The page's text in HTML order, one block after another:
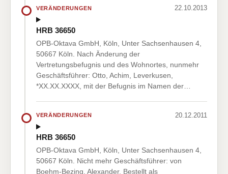
VERÄNDERUNGEN 22.10.2013
HRB 36650
OPB-Oktava GmbH, Köln, Unter Sachsenhausen 4,
50667 Köln. Nach Änderung der
Vertretungsbefugnis und des Wohnortes, nunmehr
Geschäftsführer: Otto, Achim, Leverkusen,
*XX.XX.XXXX, mit der Befugnis im Namen der…
VERÄNDERUNGEN 20.12.2011
HRB 36650
OPB-Oktava GmbH, Köln, Unter Sachsenhausen 4,
50667 Köln. Nicht mehr Geschäftsführer: von
Boehm-Bezing, Alexander. Bestellt als